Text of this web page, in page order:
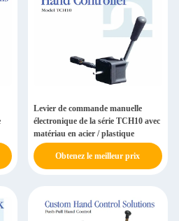
Levier de commande manuelle
électronique de la série TCH10 avec
matériau en acier / plastique
Obtenez le meilleur prix